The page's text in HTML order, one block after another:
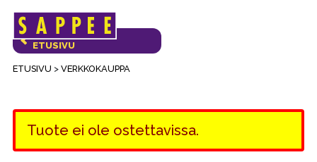
Päävalikko
ETUSIVU > VERKKOKAUPPA
VERKKOKAUPAN
ETUSIVU
Tuote ei ole ostettavissa.